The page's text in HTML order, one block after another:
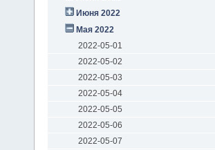
Июня 2022
Мая 2022
2022-05-01
2022-05-02
2022-05-03
2022-05-04
2022-05-05
2022-05-06
2022-05-07